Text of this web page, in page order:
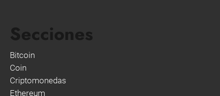
Secciones
Bitcoin
Coin
Criptomonedas
Ethereum